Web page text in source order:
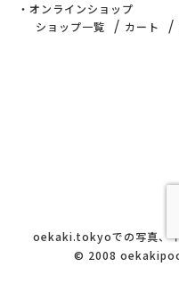
・オンラインショップ
ショップ一覧
/ カート /
oekaki.tokyoでの写真、
© 2008